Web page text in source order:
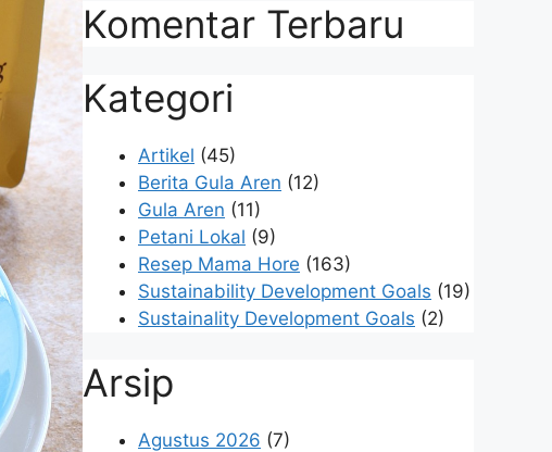
Komentar Terbaru
Kategori
Artikel (45)
Berita Gula Aren (12)
Gula Aren (11)
Petani Lokal (9)
Resep Mama Hore (163)
Sustainability Development Goals (19)
Sustainality Development Goals (2)
Arsip
Agustus 2026 (7)